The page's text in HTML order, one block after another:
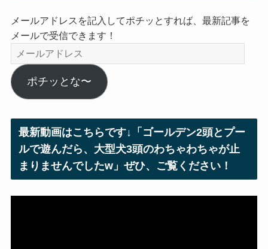
メールアドレスを記入してポチッとすれば、最新記事を
メールで受信できます！
メ
ー
ル
ア
ス
ポチッとな〜
最新動画はこちらです↓「ゴールデン2頭とプー
ルで遊んだら、大型犬3頭のわちゃわちゃが止
まりませんでしたw」ぜひ、ご覧ください！